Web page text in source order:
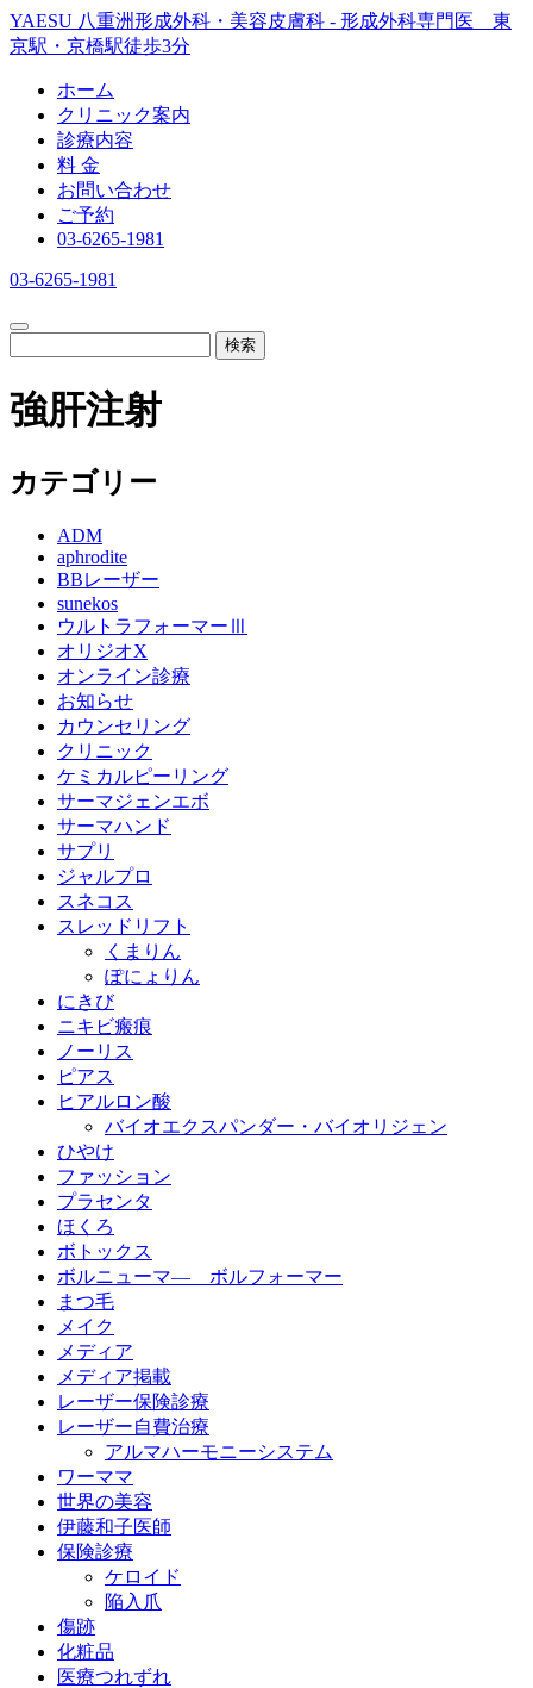
YAESU 八重洲形成外科・美容皮膚科 - 形成外科専門医 東
京駅・京橋駅徒歩3分
ホーム
クリニック案内
診療内容
料 金
お問い合わせ
ご予約
03-6265-1981
03-6265-1981
検索
強肝注射
カテゴリー
ADM
aphrodite
BBレーザー
sunekos
ウルトラフォーマーⅢ
オリジオX
オンライン診療
お知らせ
カウンセリング
クリニック
ケミカルピーリング
サーマジェンエボ
サーマハンド
サプリ
ジャルプロ
スネコス
スレッドリフト
くまりん
ぽにょりん
にきび
ニキビ瘢痕
ノーリス
ピアス
ヒアルロン酸
バイオエクスパンダー・バイオリジェン
ひやけ
ファッション
プラセンタ
ほくろ
ボトックス
ボルニューマ― ボルフォーマー
まつ毛
メイク
メディア
メディア掲載
レーザー保険診療
レーザー自費治療
アルマハーモニーシステム
ワーママ
世界の美容
伊藤和子医師
保険診療
ケロイド
陥入爪
傷跡
化粧品
医療つれずれ